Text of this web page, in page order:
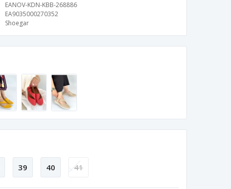
EANOV-KDN-KBB-268886
EA9035000270352
Shoegar
39 40 41